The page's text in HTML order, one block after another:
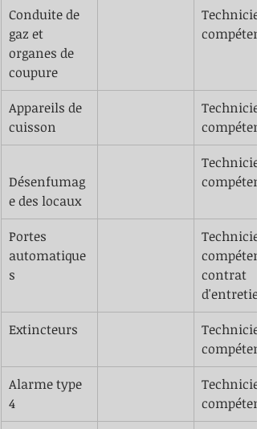
​Conduite de
gaz et
organes de
coupure
compétent
​Appareils de
cuisson
compétent
Désenfumag
e des locaux
compétent
Portes
automatique
s
contrat
​Extincteurs
compétent
Alarme type
4
compétent